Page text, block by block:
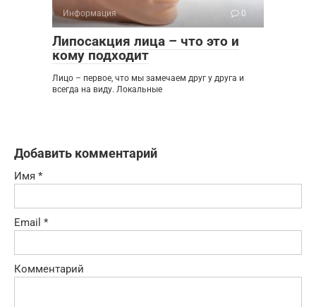
Информация 0
Липосакция лица – что это и
кому подходит
Лицо – первое, что мы замечаем друг у друга и
всегда на виду. Локальные
Добавить комментарий
Имя *
Email *
Комментарий